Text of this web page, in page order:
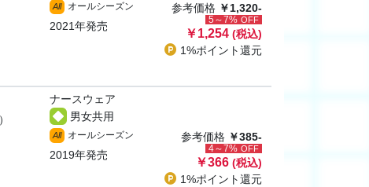
All オールシーズン
2021年発売
参考価格 ￥1,320-
5～7% OFF
￥1,254 (税込)
1%ポイント還元
ナースウェア
男女共用
All オールシーズン
2019年発売
参考価格 ￥385-
4～7% OFF
￥366 (税込)
1%ポイント還元